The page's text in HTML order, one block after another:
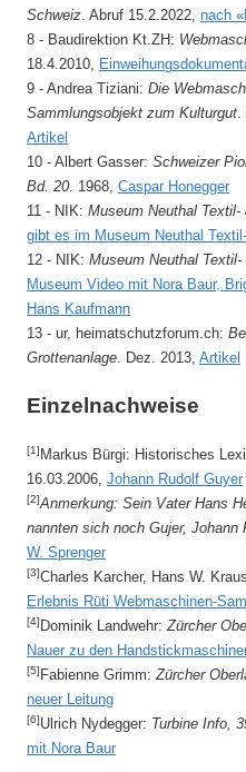
Schweiz . Abruf 15.2.2022, nach
8 - Baudirektion Kt.ZH:
18.4.2010,
9 - Andrea Tiziani: Die
Sammlungsobjekt zum Kulturgut
Artikel
10 - Albert Gasser: Schweizer
Bd. 20 . 1968, Caspar Honegger
11 - NIK: Museum Neuthal
gibt es im Museum Neuthal
12 - NIK: Museum Neuthal
Museum Video mit Nora Baur,
Hans Kaufmann
13 - ur, heimatschutzforum.ch:
Grottenanlage . Dez. 2013, Artikel
Einzelnachweise
[1]Markus Bürgi: Historisches
16.03.2006, Johann Rudolf Guyer
[2]Anmerkung: Sein Vater Hans
nannten sich noch Gujer, Johann
W. Sprenger
[3]Charles Karcher, Hans W.
Erlebnis Rüti Webmaschinen-
[4]Dominik Landwehr: Zürcher
Nauer zu den
[5]Fabienne Grimm: Zürcher
neuer Leitung
[6]Ulrich Nydegger: Turbine Info,
mit Nora Baur